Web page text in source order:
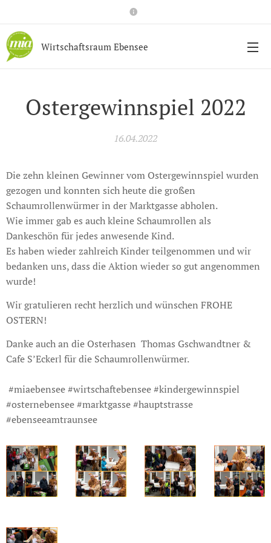
Wirtschaftsraum Ebensee
Ostergewinnspiel 2022
16.04.2022
Die zehn kleinen Gewinner vom Ostergewinnspiel wurden
gezogen und konnten sich heute die großen
Schaumrollenwürmer in der Marktgasse abholen.
Wie immer gab es auch kleine Schaumrollen als
Dankeschön für jedes anwesende Kind.
Es haben wieder zahlreich Kinder teilgenommen und wir
bedanken uns, dass die Aktion wieder so gut angenommen
wurde!
Wir gratulieren recht herzlich und wünschen FROHE
OSTERN!
Danke auch an die Osterhasen Thomas Gschwandtner &
Cafe S’Eckerl für die Schaumrollenwürmer.
#miaebensee #wirtschaftebensee #kindergewinnspiel
#osternebensee #marktgasse #hauptstrasse
#ebenseeamtraunsee